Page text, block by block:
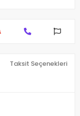
Taksit Seçenekleri